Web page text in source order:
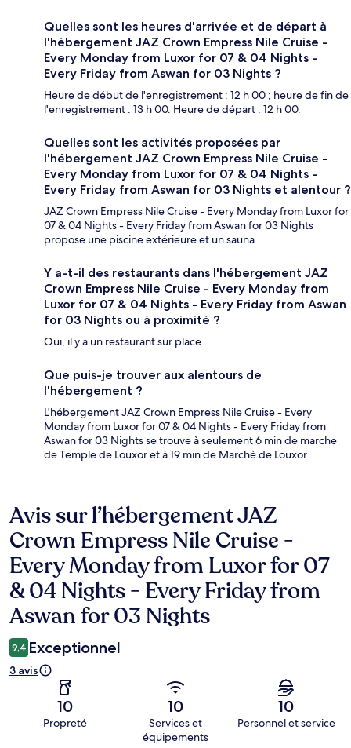
Quelles sont les heures d'arrivée et de départ à
l'hébergement JAZ Crown Empress Nile Cruise -
Every Monday from Luxor for 07 & 04 Nights -
Every Friday from Aswan for 03 Nights ?
Heure de début de l'enregistrement : 12 h 00 ; heure de fin de
l'enregistrement : 13 h 00. Heure de départ : 12 h 00.
Quelles sont les activités proposées par
l'hébergement JAZ Crown Empress Nile Cruise -
Every Monday from Luxor for 07 & 04 Nights -
Every Friday from Aswan for 03 Nights et alentour ?
JAZ Crown Empress Nile Cruise - Every Monday from Luxor for
07 & 04 Nights - Every Friday from Aswan for 03 Nights
propose une piscine extérieure et un sauna.
Y a-t-il des restaurants dans l'hébergement JAZ
Crown Empress Nile Cruise - Every Monday from
Luxor for 07 & 04 Nights - Every Friday from Aswan
for 03 Nights ou à proximité ?
Oui, il y a un restaurant sur place.
Que puis-je trouver aux alentours de
l'hébergement ?
L'hébergement JAZ Crown Empress Nile Cruise - Every
Monday from Luxor for 07 & 04 Nights - Every Friday from
Aswan for 03 Nights se trouve à seulement 6 min de marche
de Temple de Louxor et à 19 min de Marché de Louxor.
Avis
Avis sur l’hébergement JAZ
Crown Empress Nile Cruise -
Every Monday from Luxor for 07
& 04 Nights - Every Friday from
Aswan for 03 Nights
9,4 Exceptionnel
3 avis
10
Propreté
10
Services et
équipements
10
Personnel et service